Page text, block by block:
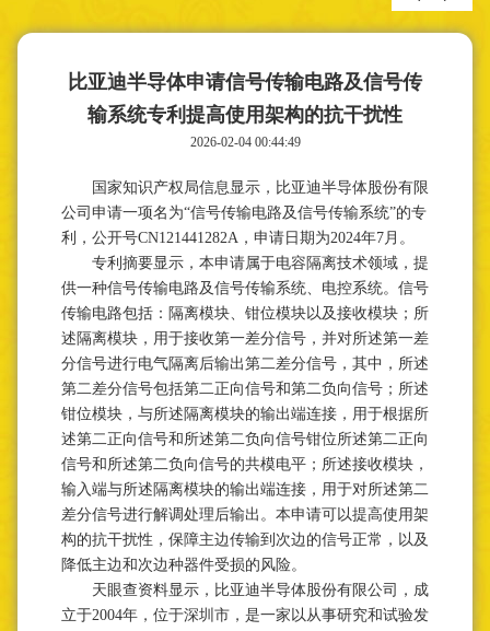
比亚迪半导体申请信号传输电路及信号传
输系统专利提高使用架构的抗干扰性
2026-02-04 00:44:49
国家知识产权局信息显示，比亚迪半导体股份有限
公司申请一项名为“信号传输电路及信号传输系统”的专
利，公开号CN121441282A，申请日期为2024年7月。
专利摘要显示，本申请属于电容隔离技术领域，提
供一种信号传输电路及信号传输系统、电控系统。信号
传输电路包括：隔离模块、钳位模块以及接收模块；所
述隔离模块，用于接收第一差分信号，并对所述第一差
分信号进行电气隔离后输出第二差分信号，其中，所述
第二差分信号包括第二正向信号和第二负向信号；所述
钳位模块，与所述隔离模块的输出端连接，用于根据所
述第二正向信号和所述第二负向信号钳位所述第二正向
信号和所述第二负向信号的共模电平；所述接收模块，
输入端与所述隔离模块的输出端连接，用于对所述第二
差分信号进行解调处理后输出。本申请可以提高使用架
构的抗干扰性，保障主边传输到次边的信号正常，以及
降低主边和次边种器件受损的风险。
天眼查资料显示，比亚迪半导体股份有限公司，成
立于2004年，位于深圳市，是一家以从事研究和试验发